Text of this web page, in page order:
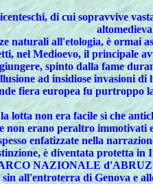
di cui sopravvive
naturali all'etologia, è ormai
nel Medioevo, il principale
spinto dalla fame
ad insidiose invasioni
fiera europea fu purtroppo
lotta non era facile sì che
non erano peraltro immotivati
enfatizzate nella
è diventata protetta
NAZIONALE
sin all'entroterra di Genova e